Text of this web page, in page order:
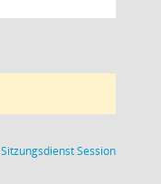
SitzungsdienstSession(Wird in